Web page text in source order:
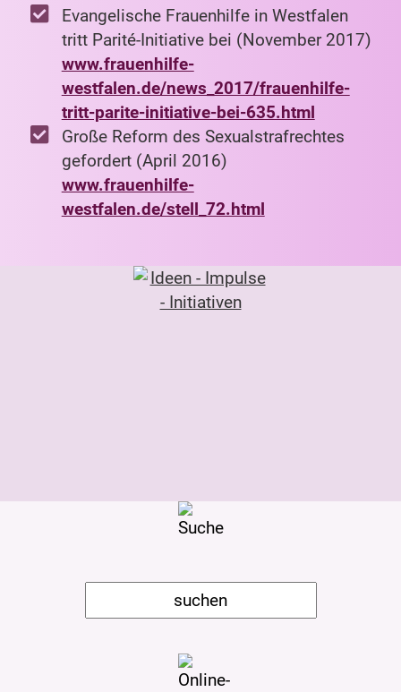
Evangelische Frauenhilfe in Westfalen
tritt Parité-Initiative bei (November 2017)
www.frauenhilfe-
westfalen.de/news_2017/frauenhilfe-
tritt-parite-initiative-bei-635.html
Große Reform des Sexualstrafrechtes
gefordert (April 2016)
www.frauenhilfe-
westfalen.de/stell_72.html